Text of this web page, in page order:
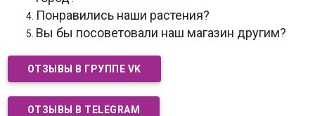
Понравились наши растения?
Вы бы посоветовали наш магазин другим?
ОТЗЫВЫ В ГРУППЕ VK
ОТЗЫВЫ В TELEGRAM